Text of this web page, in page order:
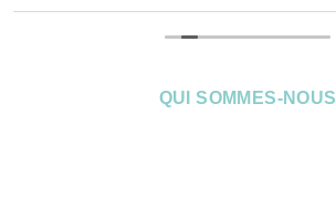
QUI SOMMES-NOUS